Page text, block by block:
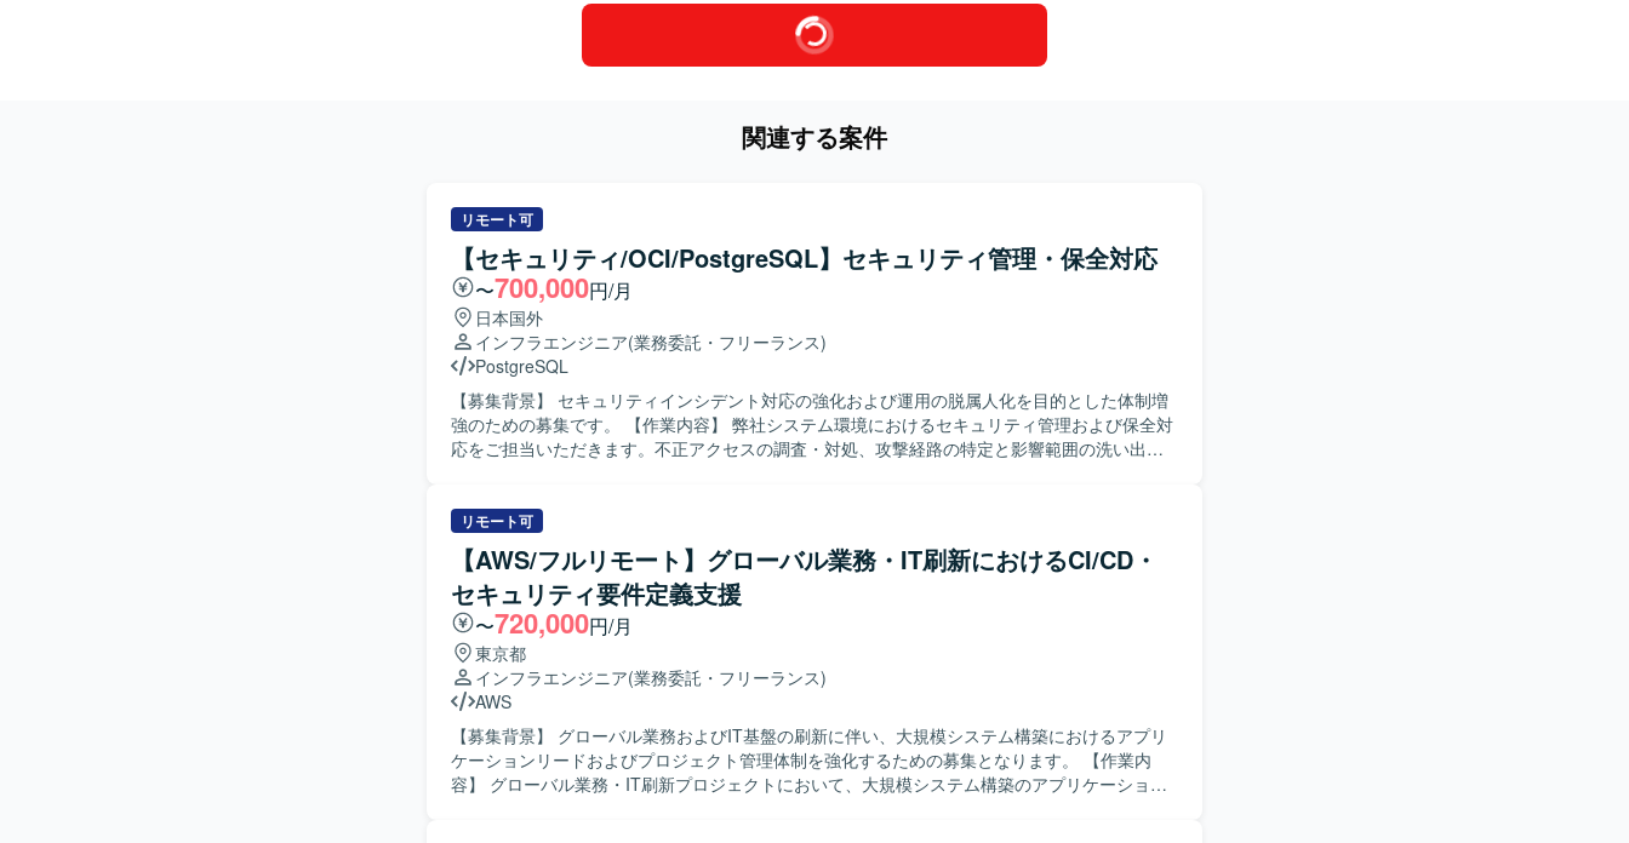
関連する案件
リモート可
【セキュリティ/OCI/PostgreSQL】セキュリティ管理・保全対応
〜700,000円/月
日本国外
インフラエンジニア(業務委託・フリーランス)
PostgreSQL
【募集背景】 セキュリティインシデント対応の強化および運用の脱属人化を目的とした体制増
強のための募集です。 【作業内容】 弊社システム環境におけるセキュリティ管理および保全対
応をご担当いただきます。不正アクセスの調査・対処、攻撃経路の特定と影響範囲の洗い出し
よび通知体制の再構築を行っていただきます。運用・保守の引き継ぎとして、環境構築手順書
を基にした業務移管や運用ドキュメントの整備・更新にも携わっていただきます。 【求める人
物像】 セキュリティ分野に強い関心を持ち、主体的に課題を発見し改善策を提案・実行してい
ただける方を求めています。関係者と連携しながら、インシデント対応や運用標準化を着実に
推進していただける方が望ましいです。 【ポジションの魅力】 クラウド環境やデータベース、
DNS を対象としたセキュリティ管理に幅広く携わることができ、インシデント対応から再発防
止策の実装、運用標準化まで一連のプロセスを経験していただけます。セキュリティ体制の強
化や運用の脱属人化に直接貢献できる環境です。 【開発環境】 対象システムは Oracle Cloud
Infrastructure（OCI）、PostgreSQL、DNS となっております。インシデント対応、ログ分析、
脆弱性診断、アクセス制御の見直し、検知および通知体制の再構築、運用移管やドキュメント
整備といった業務に取り組んでいただきます。
リモート可
【AWS/フルリモート】グローバル業務・IT刷新におけるCI/CD・
セキュリティ要件定義支援
〜720,000円/月
東京都
インフラエンジニア(業務委託・フリーランス)
AWS
【募集背景】 グローバル業務およびIT基盤の刷新に伴い、大規模システム構築におけるアプリ
ケーションリードおよびプロジェクト管理体制を強化するための募集となります。 【作業内
容】 グローバル業務・IT刷新プロジェクトにおいて、大規模システム構築のアプリケーション